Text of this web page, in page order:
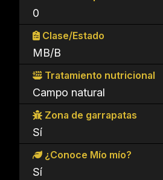
0
Clase/Estado
MB/B
Tratamiento nutricional
Campo natural
Zona de garrapatas
Sí
¿Conoce Mío mío?
Sí